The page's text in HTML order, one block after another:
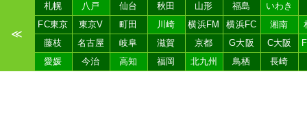
≪
札幌 八戸 仙台 秋田 山形 福島
いわき
FC東京
東京V 町田 川崎 横浜FM 横浜FC 湘南
藤枝
名古屋 岐阜 滋賀 京都 G大阪 C大阪
愛媛
今治 高知 福岡 北九州 鳥栖 長崎